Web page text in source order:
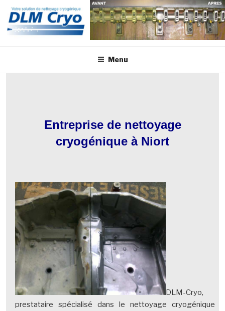
Aller
contenu
Menu
Entreprise de nettoyage
cryogénique à Niort
DLM-Cryo,
prestataire spécialisé dans le nettoyage cryogénique